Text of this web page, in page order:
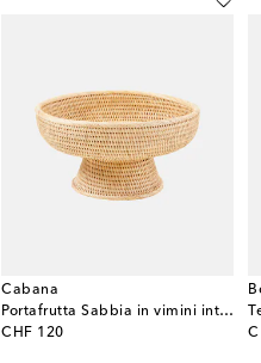
Cabana
Portafrutta Sabbia in vimini intrecciato
CHF 120
original price